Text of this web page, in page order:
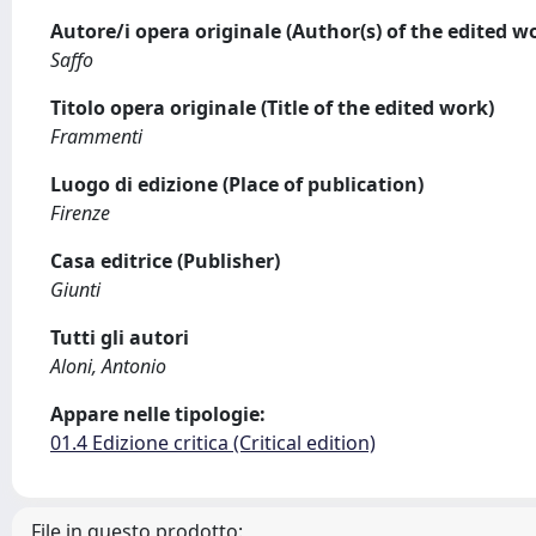
Autore/i opera originale (Author(s) of the edited
Saffo
Titolo opera originale (Title of the edited work)
Frammenti
Luogo di edizione (Place of publication)
Firenze
Casa editrice (Publisher)
Giunti
Tutti gli autori
Aloni, Antonio
Appare nelle tipologie:
01.4 Edizione critica (Critical edition)